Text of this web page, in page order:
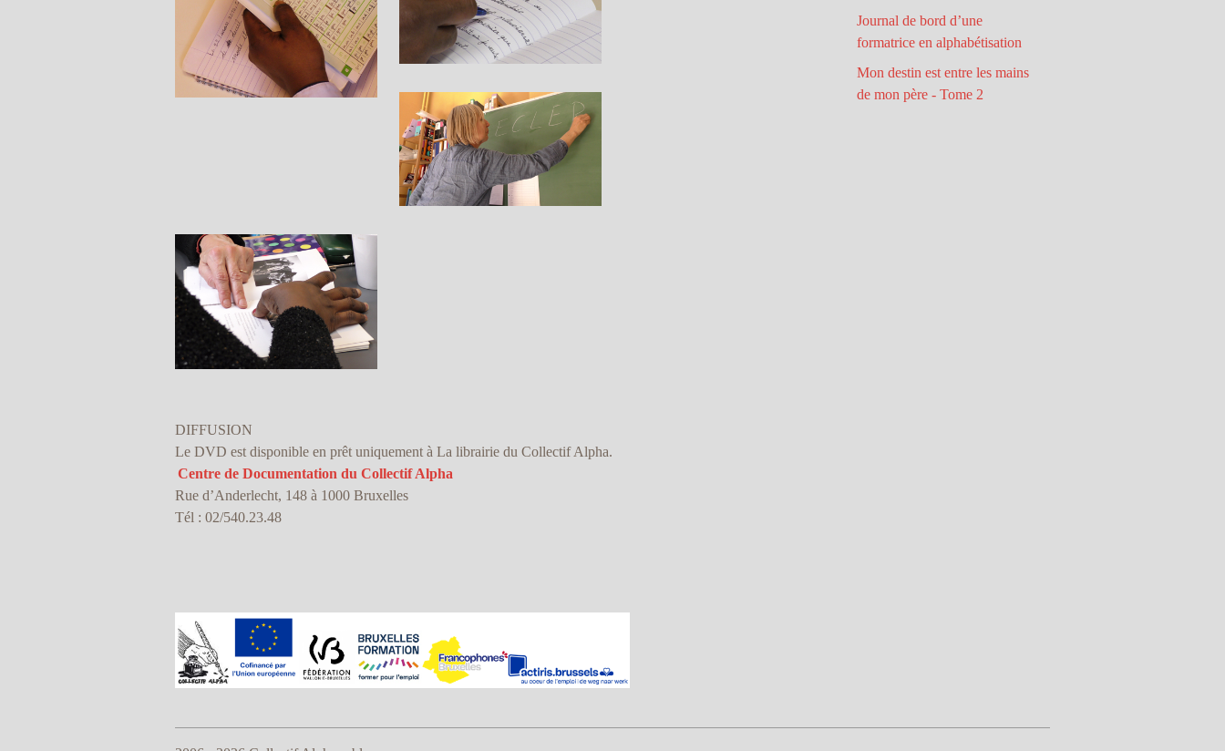
DIFFUSION
Le DVD est disponible en prêt uniquement à La librairie du Collectif Alpha.
Centre de Documentation du Collectif Alpha
Rue d’Anderlecht, 148 à 1000 Bruxelles
Tél : 02/540.23.48
Journal de bord d’une
formatrice en alphabétisation
Mon destin est entre les mains
de mon père - Tome 2